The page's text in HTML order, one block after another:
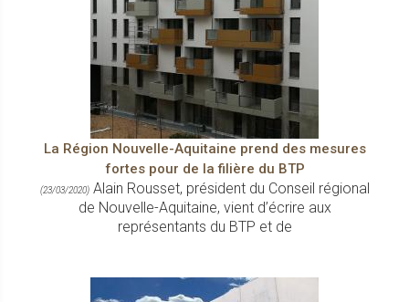
La Région Nouvelle-Aquitaine prend des mesures
fortes pour de la filière du BTP
(23/03/2020)Alain Rousset, président du Conseil régional
de Nouvelle-Aquitaine, vient d’écrire aux
représentants du BTP et de